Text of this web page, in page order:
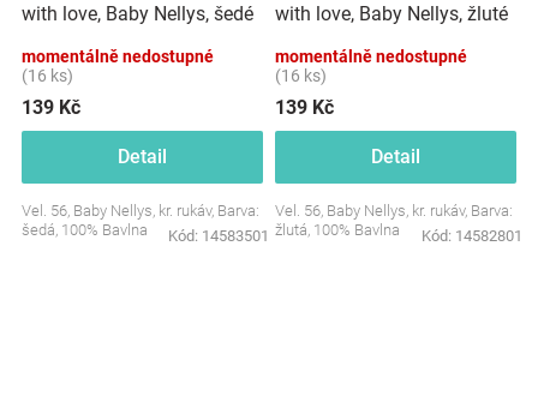
with love, Baby Nellys, šedé
momentálně nedostupné
(16 ks)
139 Kč
Detail
Vel. 56, Baby Nellys, kr. rukáv, Barva:
šedá, 100% Bavlna
Kód: 14583501
with love, Baby Nellys, žluté
momentálně nedostupné
(16 ks)
139 Kč
Detail
Vel. 56, Baby Nellys, kr. rukáv, Barva:
žlutá, 100% Bavlna
Kód: 14582801